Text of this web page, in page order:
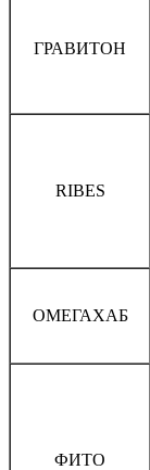
ГРАВИТОН
RIBES
ОМЕГАХАБ
ФИТО